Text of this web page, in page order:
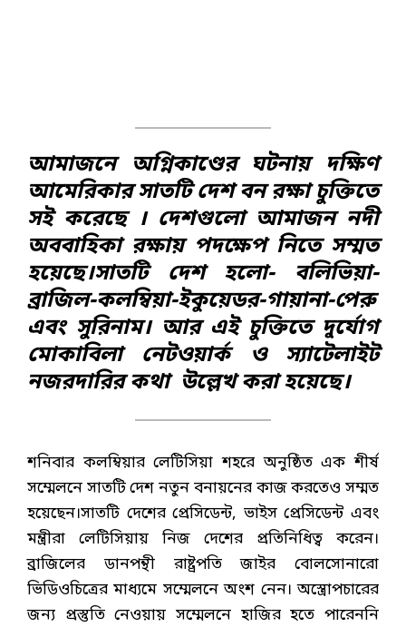
আমাজনে অগ্নিকাণ্ডের ঘটনায় দক্ষিণ
আমেরিকার সাতটি দেশ বন রক্ষা চুক্তিতে
সই করেছে । দেশগুলো আমাজন নদী
অববাহিকা রক্ষায় পদক্ষেপ নিতে সম্মত
হয়েছে।সাতটি দেশ হলো- বলিভিয়া-
ব্রাজিল-কলম্বিয়া-ইকুয়েডর-গায়ানা-পেরু
এবং সুরিনাম। আর এই চুক্তিতে দুর্যোগ
মোকাবিলা নেটওয়ার্ক ও স্যাটেলাইট
নজরদারির কথা উল্লেখ করা হয়েছে।
শনিবার কলম্বিয়ার লেটিসিয়া শহরে অনুষ্ঠিত এক শীর্ষ
সম্মেলনে সাতটি দেশ নতুন বনায়নের কাজ করতেও সম্মত
হয়েছেন।সাতটি দেশের প্রেসিডেন্ট, ভাইস প্রেসিডেন্ট এবং
মন্ত্রীরা লেটিসিয়ায় নিজ দেশের প্রতিনিধিত্ব করেন।
ব্রাজিলের ডানপন্থী রাষ্ট্রপতি জাইর বোলসোনারো
ভিডিওচিত্রের মাধ্যমে সম্মেলনে অংশ নেন। অস্ত্রোপচারের
জন্য প্রস্তুতি নেওয়ায় সম্মেলনে হাজির হতে পারেননি